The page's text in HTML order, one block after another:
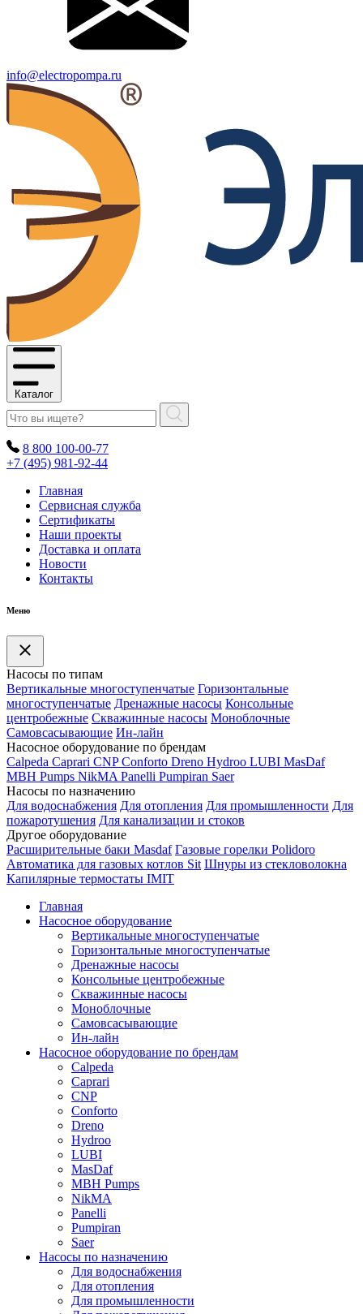
info@electropompa.ru
Каталог
8 800 100-00-77
+7 (495) 981-92-44
Главная
Сервисная служба
Сертификаты
Наши проекты
Доставка и оплата
Новости
Контакты
Меню
Насосы по типам
Вертикальные многоступенчатые Горизонтальные
многоступенчатые Дренажные насосы Консольные
центробежные Скважинные насосы Моноблочные
Самовсасывающие Ин-лайн
Насосное оборудование по брендам
Calpeda Caprari CNP Conforto Dreno Hydroo LUBI MasDaf
MBH Pumps NikMA Panelli Pumpiran Saer
Насосы по назначению
Для водоснабжения Для отопления Для промышленности Для
пожаротушения Для канализации и стоков
Другое оборудование
Расширительные баки Masdaf Газовые горелки Polidoro
Автоматика для газовых котлов Sit Шнуры из стекловолокна
Капилярные термостаты IMIT
Главная
Насосное оборудование
Вертикальные многоступенчатые
Горизонтальные многоступенчатые
Дренажные насосы
Консольные центробежные
Скважинные насосы
Моноблочные
Самовсасывающие
Ин-лайн
Насосное оборудование по брендам
Calpeda
Caprari
CNP
Conforto
Dreno
Hydroo
LUBI
MasDaf
MBH Pumps
NikMA
Panelli
Pumpiran
Saer
Насосы по назначению
Для водоснабжения
Для отопления
Для промышленности